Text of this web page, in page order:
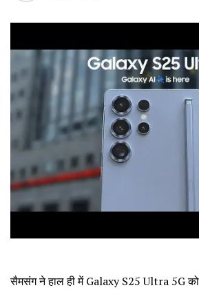
सैमसंग ने हाल ही में Galaxy S25 Ultra 5G को